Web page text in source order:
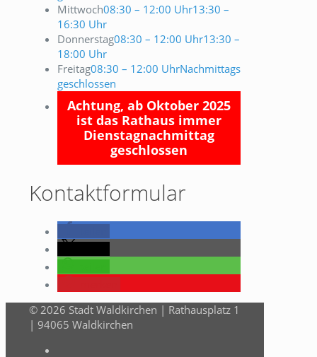
Mittwoch08:30 – 12:00 Uhr13:30 –
16:30 Uhr
Donnerstag08:30 – 12:00 Uhr13:30 –
18:00 Uhr
Freitag08:30 – 12:00 UhrNachmittags
geschlossen
Achtung, ab Oktober 2025
ist das Rathaus immer
Dienstagnachmittag
geschlossen
Kontaktformular
© 2026 Stadt Waldkirchen | Rathausplatz 1
| 94065 Waldkirchen